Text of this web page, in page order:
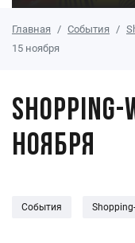
Главная События
15 ноября
Shopping-
ноября
События